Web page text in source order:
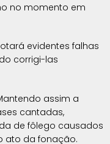
no momento em
evidentes falhas
corrigi-las
assim a
cantadas,
de fôlego causados
ato da fonação.